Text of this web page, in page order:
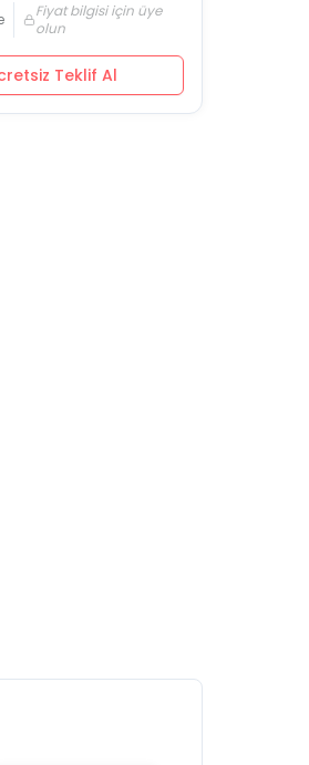
Fiyat bilgisi için üye
olun
Teklif Al